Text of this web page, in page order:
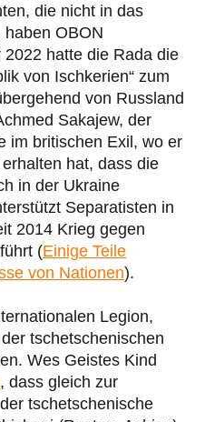
die nicht in das
OBON
hatte die Rada die
von Ischkerien“ zum
von Russland
Sakajew, der
im britischen Exil, wo er
hat, dass die
in der Ukraine
Separatisten in
2014 Krieg gegen
(Einige Teile
von Nationen).
Legion,
tschetschenischen
Wes Geistes Kind
, dass gleich zur
tschetschenische